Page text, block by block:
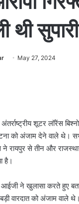
थी सुपारी
May 27, 2024
शूटर लॉरेंस
को अंजाम देने वाले थे।
रायपुर से तीन और
है।
आईजी ने खुलासा करते हुए
बड़ी वारदात को अंजाम